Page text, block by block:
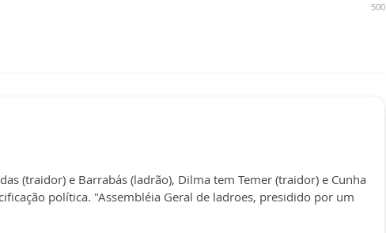
500
(traidor) e Barrabás (ladrão), Dilma tem Temer (traidor) e Cunha
política. "Assembléia Geral de ladroes, presidido por um